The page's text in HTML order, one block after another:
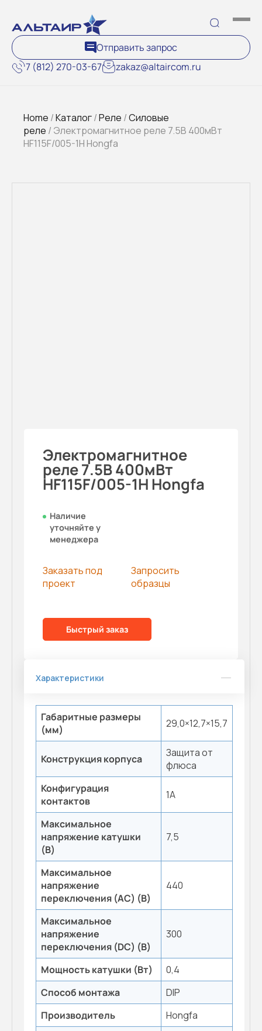
7 (812) 270-03-67 zakaz@altaircom.ru
Отправить запрос
Home /Каталог/Реле /Силовые
реле / Электромагнитное реле 7.5В 400мВт
HF115F/005-1H Hongfa
Электромагнитное
реле 7.5В 400мВт
HF115F/005-1H Hongfa
Наличие
уточняйте у
менеджера
Заказать под
проект
Запросить
образцы
Быстрый заказ
Характеристики
Габаритные размеры
(мм)
29,0×12,7×15,7
Конструкция корпуса
Защита от
флюса
Конфигурация
контактов
1A
Максимальное
напряжение катушки
(B)
7,5
Максимальное
напряжение
переключения (AC) (B)
440
Максимальное
напряжение
переключения (DC) (B)
300
Мощность катушки (Вт)
0,4
Способ монтажа
DIP
Производитель
Hongfa